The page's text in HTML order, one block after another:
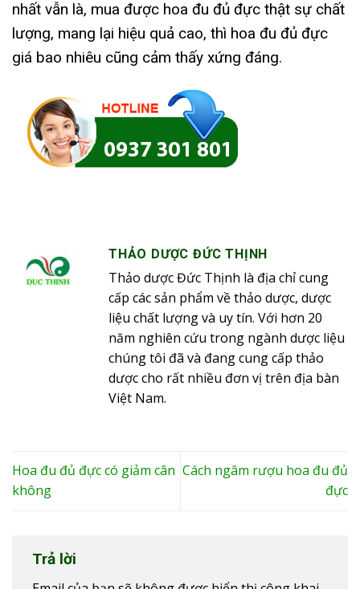
nhất vẫn là, mua được hoa đu đủ đực thật sự chất
lượng, mang lại hiệu quả cao, thì hoa đu đủ đực
giá bao nhiêu cũng cảm thấy xứng đáng.
THẢO DƯỢC ĐỨC THỊNH
Thảo dược Đức Thịnh là địa chỉ cung
cấp các sản phẩm về thảo dược, dược
liệu chất lượng và uy tín. Với hơn 20
năm nghiên cứu trong ngành dược liệu
chúng tôi đã và đang cung cấp thảo
dược cho rất nhiều đơn vị trên địa bàn
Việt Nam.
Hoa đu đủ đực có giảm cân
không
Cách ngâm rượu hoa đu đủ
đực
Trả lời